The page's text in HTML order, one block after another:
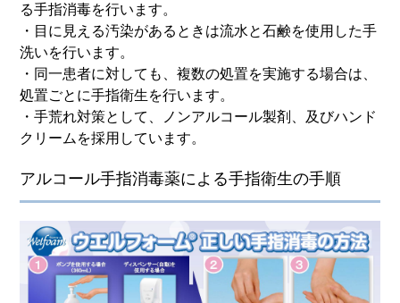
る手指消毒を行います。
・目に見える汚染があるときは流水と石鹸を使用した手
洗いを行います。
・同一患者に対しても、複数の処置を実施する場合は、
処置ごとに手指衛生を行います。
・手荒れ対策として、ノンアルコール製剤、及びハンド
クリームを採用しています。
アルコール手指消毒薬による手指衛生の手順